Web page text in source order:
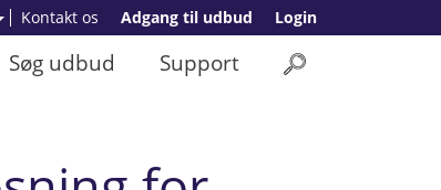
Login
Adgang til udbud
Kontakt os
Support
Søg udbud